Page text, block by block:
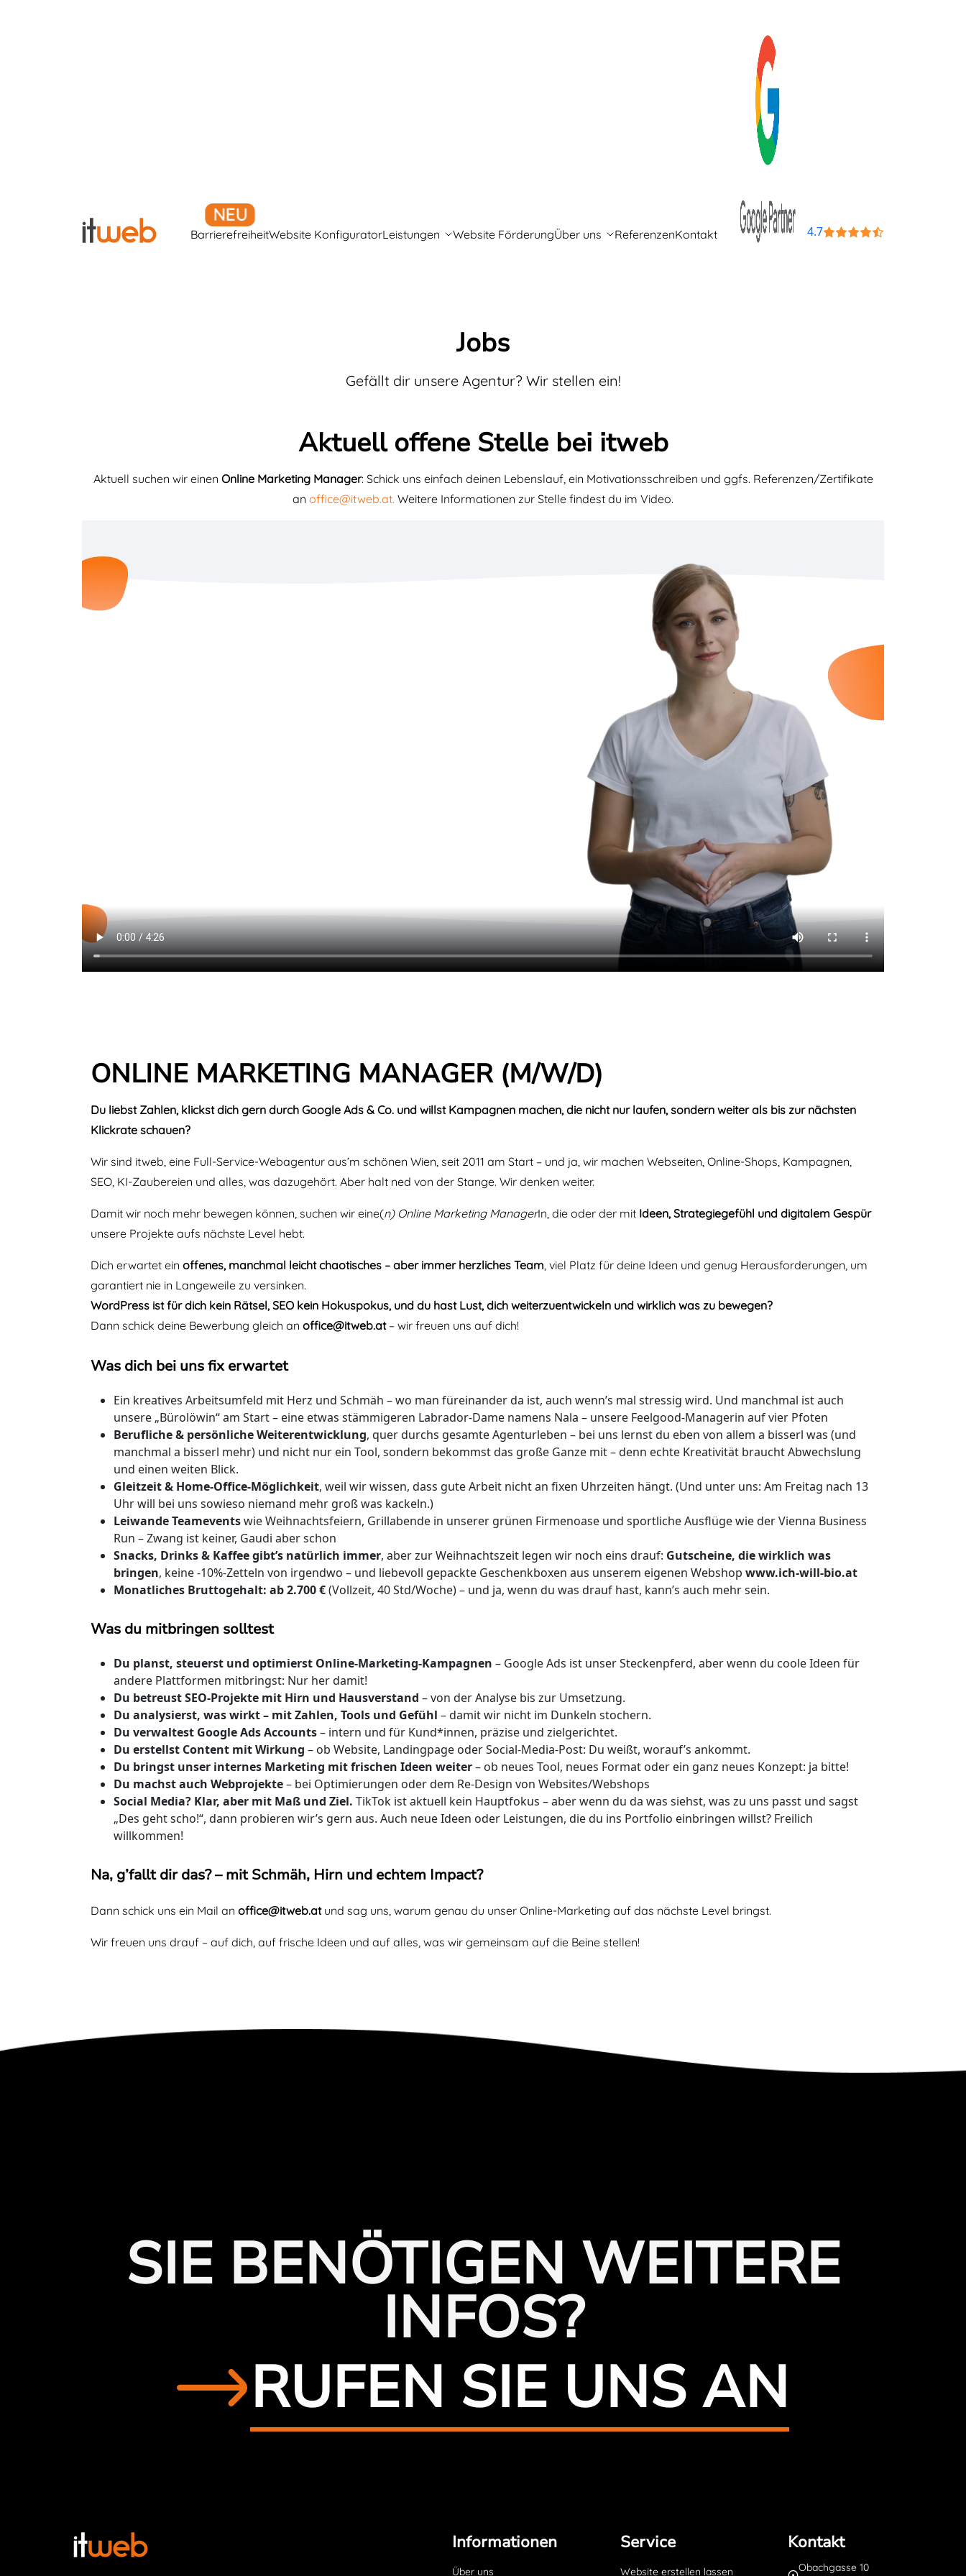
BarrierefreiheitWebsite KonfiguratorLeistungen Website FörderungÜber uns ReferenzenKontakt 4.7
Jobs
Gefällt dir unsere Agentur? Wir stellen ein!
Aktuell offene Stelle bei itweb
Aktuell suchen wir einen Online Marketing Manager: Schick uns einfach deinen Lebenslauf, ein Motivationsschreiben und ggfs. Referenzen/Zertifikate
an office@itweb.at. Weitere Informationen zur Stelle findest du im Video.
ONLINE MARKETING MANAGER (M/W/D)
Du liebst Zahlen, klickst dich gern durch Google Ads & Co. und willst Kampagnen machen, die nicht nur laufen, sondern weiter als bis zur nächsten
Klickrate schauen?
Wir sind itweb, eine Full-Service-Webagentur aus’m schönen Wien, seit 2011 am Start – und ja, wir machen Webseiten, Online-Shops, Kampagnen,
SEO, KI-Zaubereien und alles, was dazugehört. Aber halt ned von der Stange. Wir denken weiter.
Damit wir noch mehr bewegen können, suchen wir eine(n) Online Marketing ManagerIn, die oder der mit Ideen, Strategiegefühl und digitalem Gespür
unsere Projekte aufs nächste Level hebt.
Dich erwartet ein offenes, manchmal leicht chaotisches – aber immer herzliches Team , viel Platz für deine Ideen und genug Herausforderungen, um
garantiert nie in Langeweile zu versinken.
WordPress ist für dich kein Rätsel, SEO kein Hokuspokus, und du hast Lust, dich weiterzuentwickeln und wirklich was zu bewegen?
Dann schick deine Bewerbung gleich an office@itweb.at– wir freuen uns auf dich!
Was dich bei uns fix erwartet
Ein kreatives Arbeitsumfeld mit Herz und Schmäh – wo man füreinander da ist, auch wenn’s mal stressig wird. Und manchmal ist auch
unsere „Bürolöwin“ am Start – eine etwas stämmigeren Labrador-Dame namens Nala – unsere Feelgood-Managerin auf vier Pfoten
Berufliche & persönliche Weiterentwicklung, quer durchs gesamte Agenturleben – bei uns lernst du eben von allem a bisserl was (und
manchmal a bisserl mehr) und nicht nur ein Tool, sondern bekommst das große Ganze mit – denn echte Kreativität braucht Abwechslung
und einen weiten Blick.
Gleitzeit & Home-Office-Möglichkeit, weil wir wissen, dass gute Arbeit nicht an fixen Uhrzeiten hängt. (Und unter uns: Am Freitag nach 13
Uhr will bei uns sowieso niemand mehr groß was kackeln.)
Leiwande Teameventswie Weihnachtsfeiern, Grillabende in unserer grünen Firmenoase und sportliche Ausflüge wie der Vienna Business
Run – Zwang ist keiner, Gaudi aber schon
Snacks, Drinks & Kaffee gibt’s natürlich immer, aber zur Weihnachtszeit legen wir noch eins drauf: Gutscheine, die wirklich was
bringen, keine -10%-Zetteln von irgendwo – und liebevoll gepackte Geschenkboxen aus unserem eigenen Webshop www.ich-will-bio.at
Monatliches Bruttogehalt: ab 2.700 €(Vollzeit, 40 Std/Woche) – und ja, wenn du was drauf hast, kann’s auch mehr sein.
Was du mitbringen solltest
Du planst, steuerst und optimierst Online-Marketing-Kampagnen – Google Ads ist unser Steckenpferd, aber wenn du coole Ideen für
andere Plattformen mitbringst: Nur her damit!
Du betreust SEO-Projekte mit Hirn und Hausverstand – von der Analyse bis zur Umsetzung.
Du analysierst, was wirkt – mit Zahlen, Tools und Gefühl – damit wir nicht im Dunkeln stochern.
Du verwaltest Google Ads Accounts– intern und für Kund*innen, präzise und zielgerichtet.
Du erstellst Content mit Wirkung – ob Website, Landingpage oder Social-Media-Post: Du weißt, worauf’s ankommt.
Du bringst unser internes Marketing mit frischen Ideen weiter– ob neues Tool, neues Format oder ein ganz neues Konzept: ja bitte!
Du machst auch Webprojekte– bei Optimierungen oder dem Re-Design von Websites/Webshops
Social Media? Klar, aber mit Maß und Ziel. TikTok ist aktuell kein Hauptfokus – aber wenn du da was siehst, was zu uns passt und sagst
„Des geht scho!“, dann probieren wir’s gern aus. Auch neue Ideen oder Leistungen, die du ins Portfolio einbringen willst? Freilich
willkommen!
Na, g’fallt dir das? – mit Schmäh, Hirn und echtem Impact?
Dann schick uns ein Mail an office@itweb.atund sag uns, warum genau du unser Online-Marketing auf das nächste Level bringst.
Wir freuen uns drauf – auf dich, auf frische Ideen und auf alles, was wir gemeinsam auf die Beine stellen!
SIE BENÖTIGEN WEITERE
INFOS?
RUFEN SIE UNS AN
Informationen
Über uns
Service
Website erstellen lassen
Kontakt
Obachgasse 10